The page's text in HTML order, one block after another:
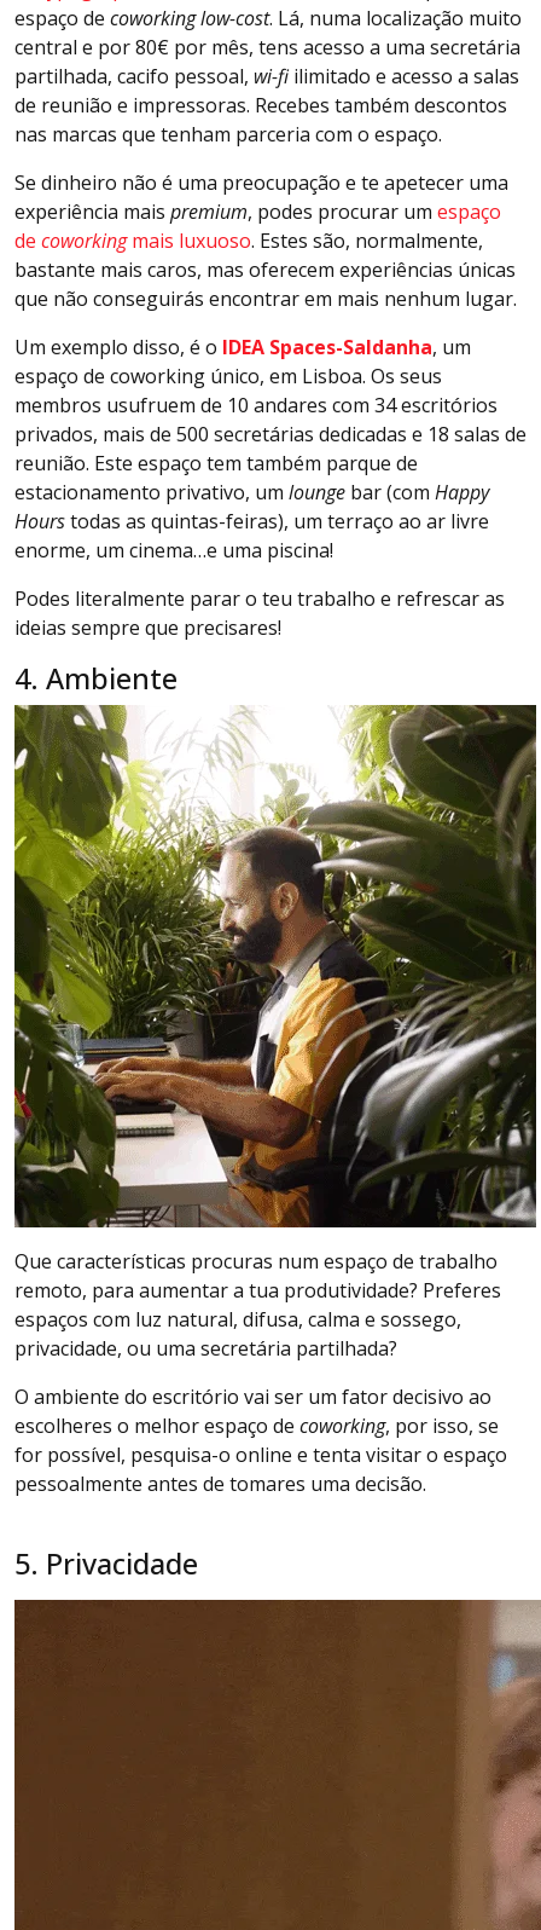
espaço de coworking low-cost. Lá, numa localização muito
central e por 80€ por mês, tens acesso a uma secretária
partilhada, cacifo pessoal, wi-fi ilimitado e acesso a salas
de reunião e impressoras. Recebes também descontos
nas marcas que tenham parceria com o espaço.
Se dinheiro não é uma preocupação e te apetecer uma
experiência mais premium, podes procurar um espaço
de coworkingmais luxuoso. Estes são, normalmente,
bastante mais caros, mas oferecem experiências únicas
que não conseguirás encontrar em mais nenhum lugar.
Um exemplo disso, é o IDEA Spaces-Saldanha, um
espaço de coworking único, em Lisboa. Os seus
membros usufruem de 10 andares com 34 escritórios
privados, mais de 500 secretárias dedicadas e 18 salas de
reunião. Este espaço tem também parque de
estacionamento privativo, um lounge bar (com Happy
Hourstodas as quintas-feiras), um terraço ao ar livre
enorme, um cinema…e uma piscina!
Podes literalmente parar o teu trabalho e refrescar as
ideias sempre que precisares!
4. Ambiente
Que características procuras num espaço de trabalho
remoto, para aumentar a tua produtividade? Preferes
espaços com luz natural, difusa, calma e sossego,
privacidade, ou uma secretária partilhada?
O ambiente do escritório vai ser um fator decisivo ao
escolheres o melhor espaço de coworking, por isso, se
for possível, pesquisa-o online e tenta visitar o espaço
pessoalmente antes de tomares uma decisão.
5. Privacidade